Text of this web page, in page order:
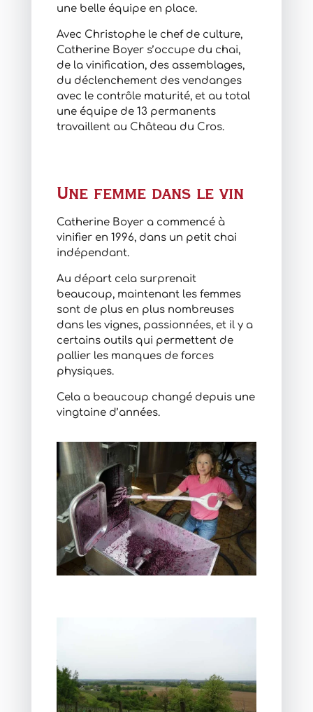
une belle équipe en place.
Avec Christophe le chef de culture,
Catherine Boyer s’occupe du chai,
de la vinification, des assemblages,
du déclenchement des vendanges
avec le contrôle maturité, et au total
une équipe de 13 permanents
travaillent au Château du Cros.
Une femme dans le vin
Catherine Boyer a commencé à
vinifier en 1996, dans un petit chai
indépendant.
Au départ cela surprenait
beaucoup, maintenant les femmes
sont de plus en plus nombreuses
dans les vignes, passionnées, et il y a
certains outils qui permettent de
pallier les manques de forces
physiques.
Cela a beaucoup changé depuis une
vingtaine d’années.